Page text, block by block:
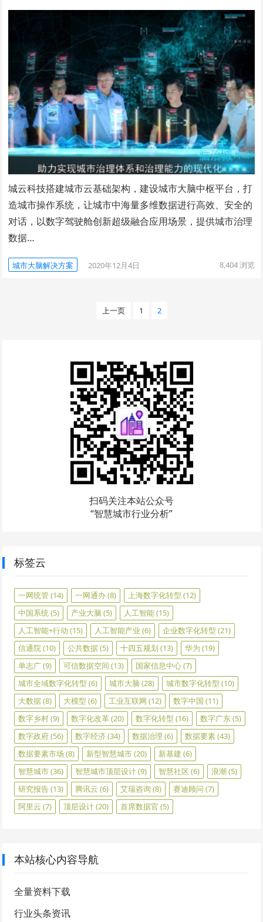
城云科技搭建城市云基础架构，建设城市大脑中枢平台，打
造城市操作系统，让城市中海量多维数据进行高效、安全的
对话，以数字驾驶舱创新超级融合应用场景，提供城市治理
数据…
城市大脑解决方案 2020年12月4日 8,404浏览
上一页 1 2
扫码关注本站公众号
“智慧城市行业分析”
标签云
一网统管(14) 一网通办(8) 上海数字化转型 (12)
中国系统(5) 产业大脑 (5) 人工智能(15)
人工智能+行动 (15) 人工智能产业 (6) 企业数字化转型 (21)
信通院(10) 公共数据(5) 十四五规划 (13) 华为 (19)
单志广(9) 可信数据空间 (13) 国家信息中心(7)
城市全域数字化转型 (6) 城市大脑 (28) 城市数字化转型 (10)
大数据(8) 大模型 (6) 工业互联网 (12) 数字中国 (11)
数字乡村(9) 数字化改革(20) 数字化转型 (16) 数字广东(5)
数字政府(56) 数字经济(34) 数据治理 (6) 数据要素(43)
数据要素市场 (8) 新型智慧城市(20) 新基建 (6)
智慧城市(36) 智慧城市顶层设计(9) 智慧社区 (6) 浪潮(5)
研究报告(13) 腾讯云 (6) 艾瑞咨询 (8) 赛迪顾问 (7)
阿里云 (7) 顶层设计(20) 首席数据官 (5)
本站核心内容导航
全量资料下载
行业头条资讯